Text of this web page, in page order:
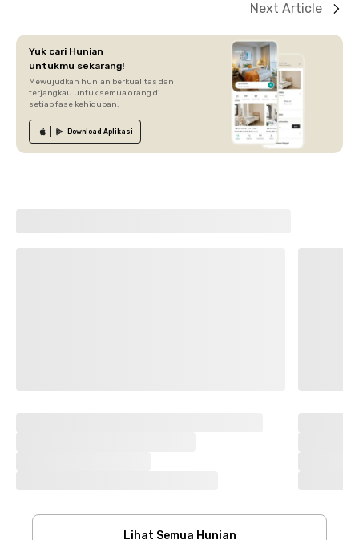
Next Article
Yuk cari Hunian
untukmu sekarang!
Mewujudkan hunian berkualitas dan
terjangkau untuk semua orang di
setiap fase kehidupan.
Download Aplikasi
Lihat Semua Hunian